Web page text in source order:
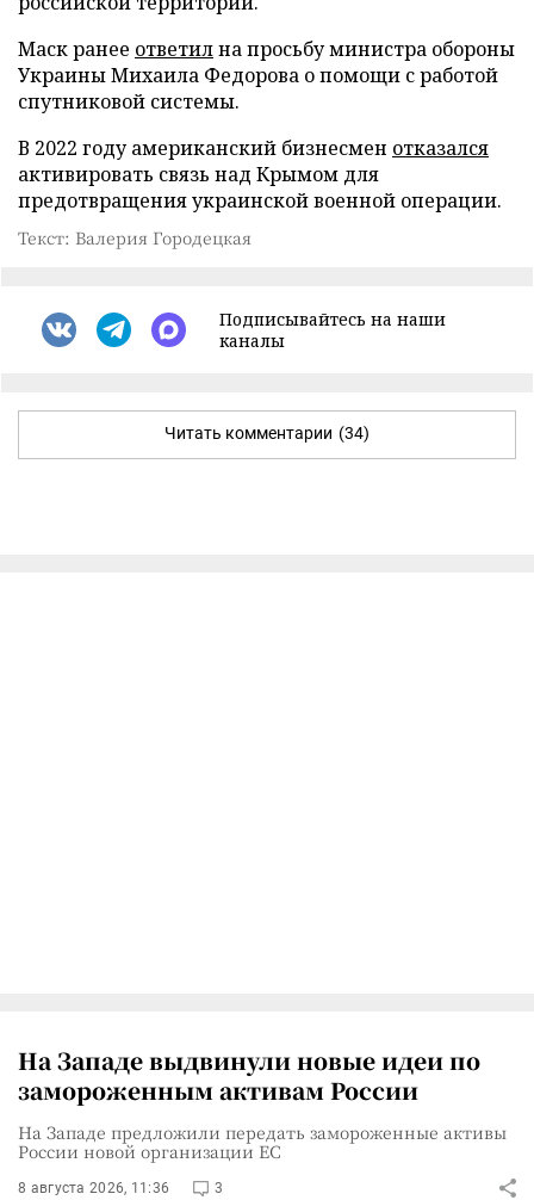
Маск ранее ответилна просьбу министра обороны
Украины Михаила Федорова о помощи с работой
спутниковой системы.
В 2022 году американский бизнесмен отказался
активировать связь над Крымом для
предотвращения украинской военной операции.
Текст: Валерия Городецкая
Подписывайтесь на наши
каналы
Читать комментарии (34)
На Западе выдвинули новые идеи по
замороженным активам России
На Западе предложили передать замороженные активы
России новой организации ЕС
8 августа 2026, 11:36 3